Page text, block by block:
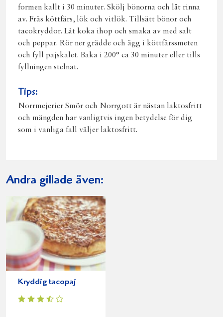
formen kallt i 30 minuter. Skölj bönorna och låt rinna
av. Fräs köttfärs, lök och vitlök. Tillsätt bönor och
tacokryddor. Låt koka ihop och smaka av med salt
och peppar. Rör ner grädde och ägg i köttfärssmeten
och fyll pajskalet. Baka i 200° ca 30 minuter eller tills
fyllningen stelnat.
Tips:
Norrmejerier Smör och Norrgott är nästan laktosfritt
och mängden har vanligtvis ingen betydelse för dig
som i vanliga fall väljer laktosfritt.
Andra gillade även:
Kryddig tacopaj